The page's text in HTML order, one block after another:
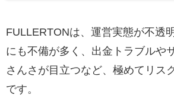
FULLERTONは、運営実態が不透
にも不備が多く、出金トラブルや
さんさが目立つなど、極めてリス
です。